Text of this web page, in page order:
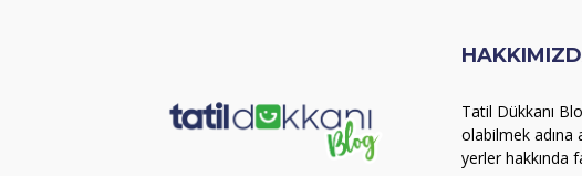
Tatil Dükkanı
olabilmek
yerler hakkında